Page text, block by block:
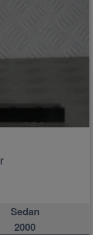
Sedan
2000